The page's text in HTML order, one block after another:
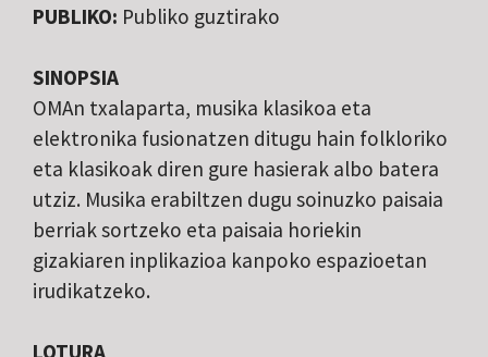
PUBLIKO: Publiko guztirako
SINOPSIA
OMAn txalaparta, musika klasikoa eta
elektronika fusionatzen ditugu hain folkloriko
eta klasikoak diren gure hasierak albo batera
utziz. Musika erabiltzen dugu soinuzko paisaia
berriak sortzeko eta paisaia horiekin
gizakiaren inplikazioa kanpoko espazioetan
irudikatzeko.
LOTURA